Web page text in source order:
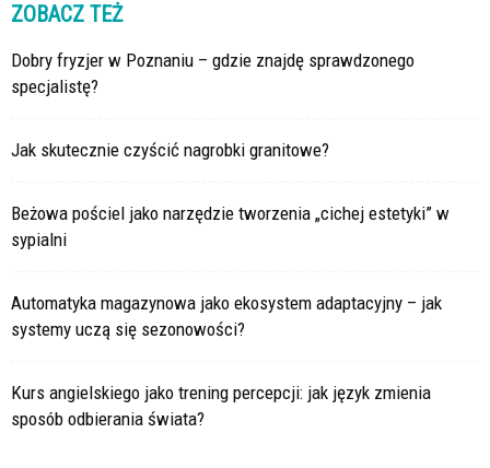
ZOBACZ TEŻ
Dobry fryzjer w Poznaniu – gdzie znajdę sprawdzonego
specjalistę?
Jak skutecznie czyścić nagrobki granitowe?
Beżowa pościel jako narzędzie tworzenia „cichej estetyki” w
sypialni
Automatyka magazynowa jako ekosystem adaptacyjny – jak
systemy uczą się sezonowości?
Kurs angielskiego jako trening percepcji: jak język zmienia
sposób odbierania świata?